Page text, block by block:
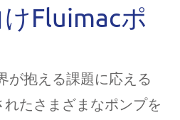
Fluimacポ
が抱える課題に応える
たさまざまなポンプを